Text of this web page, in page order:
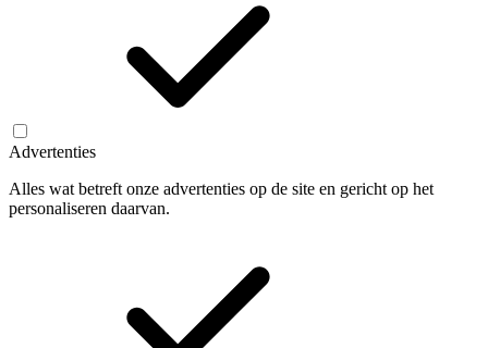
Advertenties
Alles wat betreft onze advertenties op de site en gericht op het
personaliseren daarvan.